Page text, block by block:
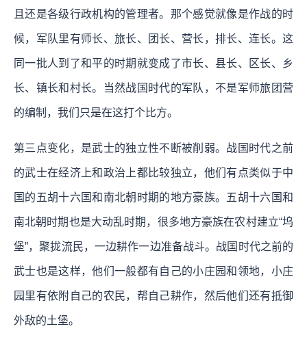
且还是各级行政机构的管理者。那个感觉就像是作战的时
候，军队里有师长、旅长、团长、营长，排长、连长。这
同一批人到了和平的时期就变成了市长、县长、区长、乡
长、镇长和村长。当然战国时代的军队，不是军师旅团营
的编制，我们只是在这打个比方。
第三点变化，是武士的独立性不断被削弱。战国时代之前
的武士在经济上和政治上都比较独立，他们有点类似于中
国的五胡十六国和南北朝时期的地方豪族。五胡十六国和
南北朝时期也是大动乱时期，很多地方豪族在农村建立“坞
堡”，聚拢流民，一边耕作一边准备战斗。战国时代之前的
武士也是这样，他们一般都有自己的小庄园和领地，小庄
园里有依附自己的农民，帮自己耕作，然后他们还有抵御
外敌的土堡。